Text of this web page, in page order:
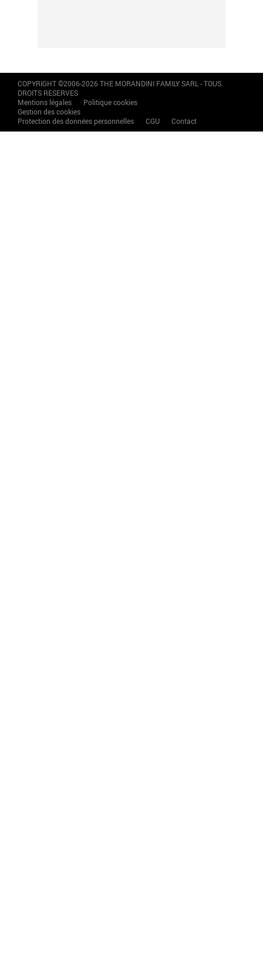
COPYRIGHT ©2006-2026 THE MORANDINI FAMILY SARL - TOUS
DROITS RESERVES
Mentions légales
Politique cookies
Gestion des cookies
Protection des données personnelles
CGU Contact